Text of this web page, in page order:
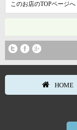
このお店のTOPページへ
HOME